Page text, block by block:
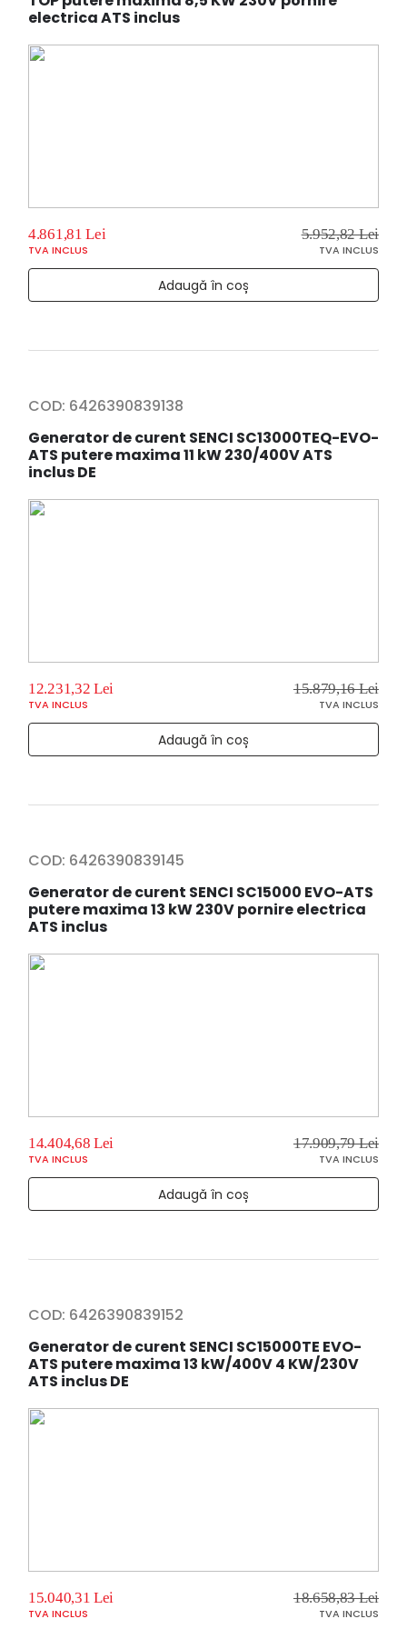
electrica ATS inclus
5.952,82 Lei
TVA INCLUS
4.861,81 Lei
TVA INCLUS
Adaugă în coș
COD: 6426390839138
Generator de curent SENCI SC13000TEQ-EVO-
ATS putere maxima 11 kW 230/400V ATS
inclus DE
15.879,16 Lei
TVA INCLUS
12.231,32 Lei
TVA INCLUS
Adaugă în coș
COD: 6426390839145
Generator de curent SENCI SC15000 EVO-ATS
putere maxima 13 kW 230V pornire electrica
ATS inclus
17.909,79 Lei
TVA INCLUS
14.404,68 Lei
TVA INCLUS
Adaugă în coș
COD: 6426390839152
Generator de curent SENCI SC15000TE EVO-
ATS putere maxima 13 kW/400V 4 KW/230V
ATS inclus DE
18.658,83 Lei
TVA INCLUS
15.040,31 Lei
TVA INCLUS